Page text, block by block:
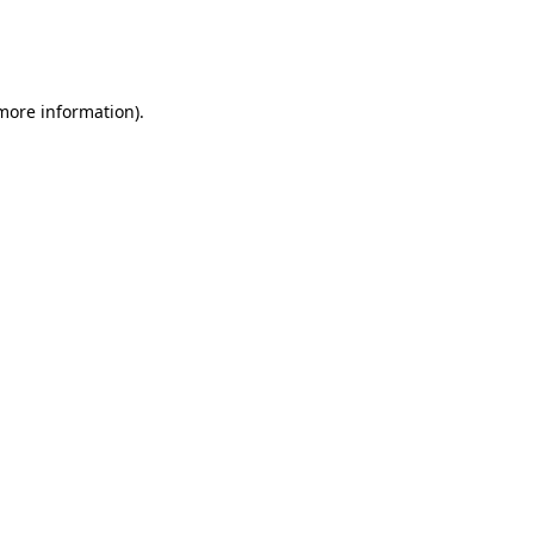
information).